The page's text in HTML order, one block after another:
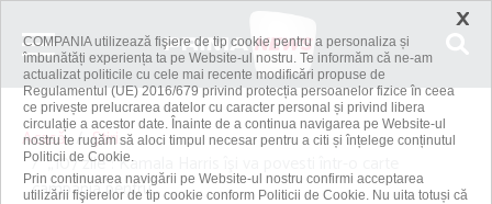
Acasă
Știri
„107 zile”: Kamala Harris îşi va povesti într-o carte
campania pentru...
×
COMPANIA utilizează fişiere de tip cookie pentru a personaliza și
îmbunătăți experiența ta pe Website-ul nostru. Te informăm că ne-am
actualizat politicile cu cele mai recente modificări propuse de
Regulamentul (UE) 2016/679 privind protecția persoanelor fizice în ceea
ce privește prelucrarea datelor cu caracter personal și privind libera
circulație a acestor date. Înainte de a continua navigarea pe Website-ul
nostru te rugăm să aloci timpul necesar pentru a citi și înțelege conținutul
Politicii de Cookie.
Prin continuarea navigării pe Website-ul nostru confirmi acceptarea
utilizării fişierelor de tip cookie conform Politicii de Cookie. Nu uita totuși că